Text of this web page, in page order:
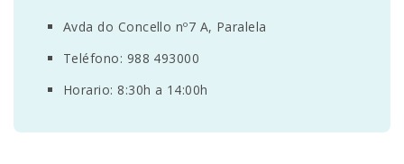
Avda do Concello nº7 A, Paralela
Teléfono: 988 493000
Horario: 8:30h a 14:00h